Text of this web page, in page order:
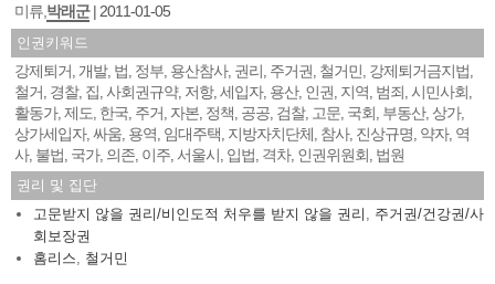
미류, 박래군 2011-01-05
인권키워드
강제퇴거 개발, 법 정부 용산참사, 권리 주거권 철거민 강제퇴거금지법
철거 경찰, 집 사회권규약, 저항, 세입자, 용산, 인권 지역 범죄 시민사회
활동가, 제도 한국 주거 자본 정책 공공 검찰, 고문 국회 부동산, 상가,
상가세입자, 싸움 용역 임대주택 지방자치단체 참사, 진상규명 약자, 역
사, 불법 국가, 의존 이주 서울시 입법 격차, 인권위원회 법원
권리 및 집단
고문받지 않을 권리/비인도적 처우를 받지 않을 권리
주거권/건강권/사
회보장권
홈리스
철거민